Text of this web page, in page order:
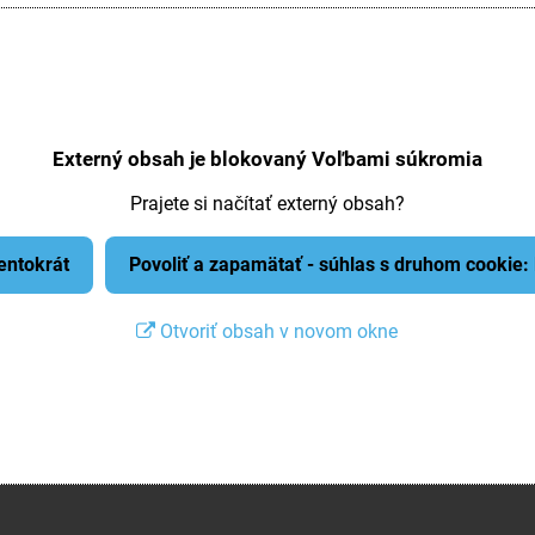
Externý obsah je blokovaný Voľbami súkromia
Prajete si načítať externý obsah?
Povoliť a zapamätať - súhlas s druhom cookie:
Otvoriť obsah v novom okne